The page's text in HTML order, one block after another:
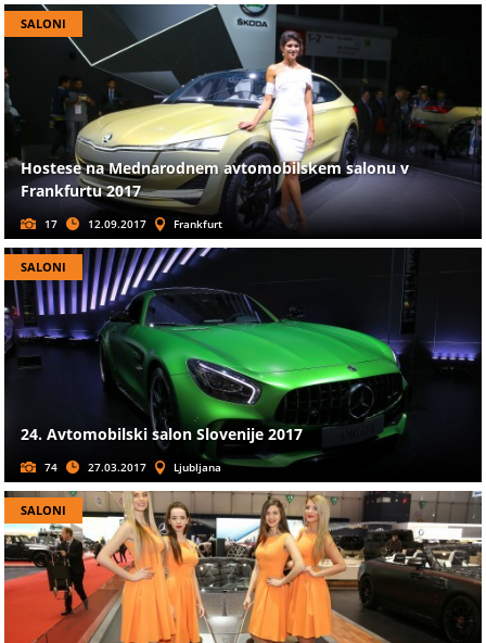
SALONI
Hostese na Mednarodnem avtomobilskem salonu v
Frankfurtu 2017
17 12.09.2017 Frankfurt
SALONI
24. Avtomobilski salon Slovenije 2017
74 27.03.2017 Ljubljana
SALONI